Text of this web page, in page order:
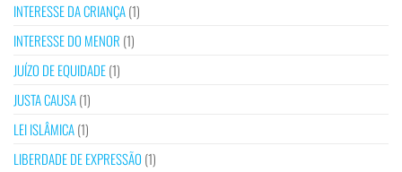
INTERESSE DA CRIANÇA(1)
INTERESSE DO MENOR (1)
JUÍZO DE EQUIDADE(1)
JUSTA CAUSA(1)
LEI ISLÂMICA(1)
LIBERDADE DE EXPRESSÃO (1)